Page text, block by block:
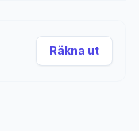
Räkna ut